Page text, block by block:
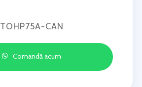
TOHP75A-CAN
Comandă acum